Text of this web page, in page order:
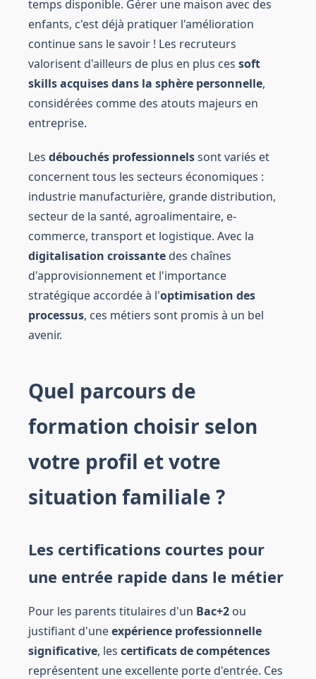
temps disponible. Gérer une maison avec des
enfants, c'est déjà pratiquer l'amélioration
continue sans le savoir ! Les recruteurs
valorisent d'ailleurs de plus en plus ces soft
skills acquises dans la sphère personnelle,
considérées comme des atouts majeurs en
entreprise.
Les débouchés professionnelssont variés et
concernent tous les secteurs économiques :
industrie manufacturière, grande distribution,
secteur de la santé, agroalimentaire, e-
commerce, transport et logistique. Avec la
digitalisation croissante des chaînes
d'approvisionnement et l'importance
stratégique accordée à l'optimisation des
processus, ces métiers sont promis à un bel
avenir.
Quel parcours de
formation choisir selon
votre profil et votre
situation familiale ?
Les certifications courtes pour
une entrée rapide dans le métier
Pour les parents titulaires d'un Bac+2 ou
justifiant d'uneexpérience professionnelle
significative, les certificats de compétences
représentent une excellente porte d'entrée. Ces